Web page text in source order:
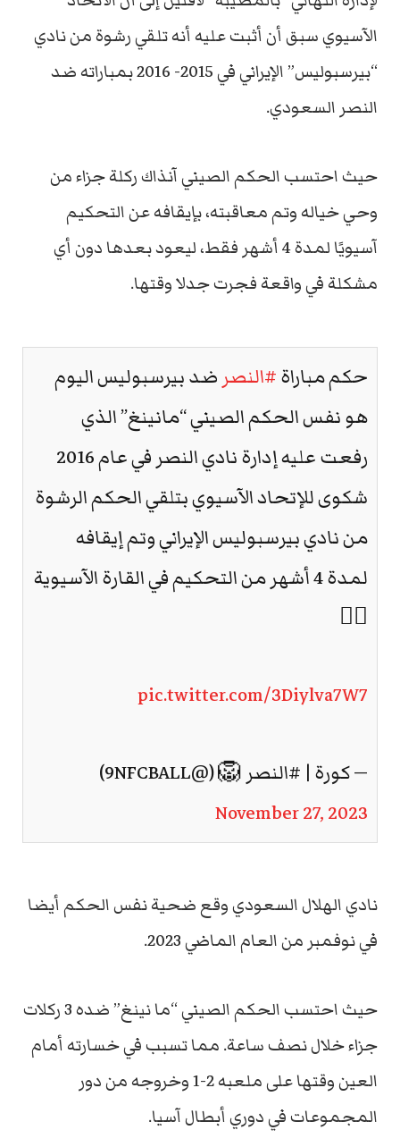
الآسيوي سبق أن أثبت عليه أنه تلقي رشوة من نادي
“بيرسبوليس” الإيراني في 2015- 2016 بمباراته ضد
النصر السعودي.
حيث احتسب الحكم الصيني آنذاك ركلة جزاء من
وحي خياله وتم معاقبته، بإيقافه عن التحكيم
آسيويًا لمدة 4 أشهر فقط، ليعود بعدها دون أي
مشكلة في واقعة فجرت جدلا وقتها.
حكم مباراة#النصر ضد بيرسبوليس اليوم
هو نفس الحكم الصيني “مانينغ” الذي
رفعت عليه إدارة نادي النصر في عام 2016
شكوى للإتحاد الآسيوي بتلقي الحكم الرشوة
من نادي بيرسبوليس الإيراني وتم إيقافه
لمدة 4 أشهر من التحكيم في القارة الآسيوية
🤷‍♂️
pic.twitter.com/3Diylva7W7
— كورة | #النصر 🦁 (@9NFCBALL)
November 27, 2023
نادي الهلال السعودي وقع ضحية نفس الحكم أيضا
في نوفمبر من العام الماضي 2023.
حيث احتسب الحكم الصيني “ما نينغ” ضده 3 ركلات
جزاء خلال نصف ساعة. مما تسبب في خسارته أمام
العين وقتها على ملعبه 2-1 وخروجه من دور
المجموعات في دوري أبطال آسيا.